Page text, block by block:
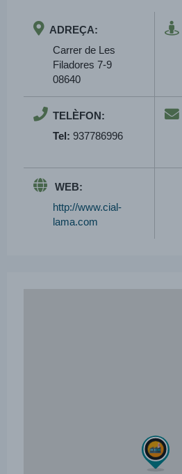
ADREÇA:
Carrer de Les
Filadores 7-9
08640
TELÈFON:
Tel: 937786996
WEB:
http://www.cial-
lama.com